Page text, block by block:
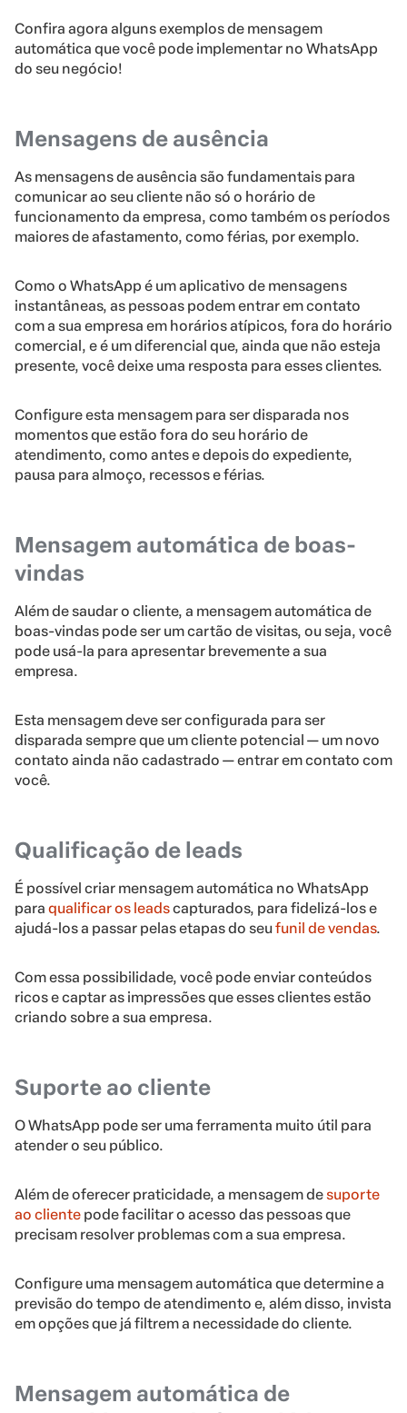
Confira agora alguns exemplos de mensagem
automática que você pode implementar no WhatsApp
do seu negócio!
Mensagens de ausência
As mensagens de ausência são fundamentais para
comunicar ao seu cliente não só o horário de
funcionamento da empresa, como também os períodos
maiores de afastamento, como férias, por exemplo.
Como o WhatsApp é um aplicativo de mensagens
instantâneas, as pessoas podem entrar em contato
com a sua empresa em horários atípicos, fora do horário
comercial, e é um diferencial que, ainda que não esteja
presente, você deixe uma resposta para esses clientes.
Configure esta mensagem para ser disparada nos
momentos que estão fora do seu horário de
atendimento, como antes e depois do expediente,
pausa para almoço, recessos e férias.
Mensagem automática de boas-
vindas
Além de saudar o cliente, a mensagem automática de
boas-vindas pode ser um cartão de visitas, ou seja, você
pode usá-la para apresentar brevemente a sua
empresa.
Esta mensagem deve ser configurada para ser
disparada sempre que um cliente potencial — um novo
contato ainda não cadastrado — entrar em contato com
você.
Qualificação de leads
É possível criar mensagem automática no WhatsApp
para qualificar os leadscapturados, para fidelizá-los e
ajudá-los a passar pelas etapas do seufunil de vendas.
Com essa possibilidade, você pode enviar conteúdos
ricos e captar as impressões que esses clientes estão
criando sobre a sua empresa.
Suporte ao cliente
O WhatsApp pode ser uma ferramenta muito útil para
atender o seu público.
Além de oferecer praticidade, a mensagem desuporte
ao cliente pode facilitar o acesso das pessoas que
precisam resolver problemas com a sua empresa.
Configure uma mensagem automática que determine a
previsão do tempo de atendimento e, além disso, invista
em opções que já filtrem a necessidade do cliente.
Mensagem automática de